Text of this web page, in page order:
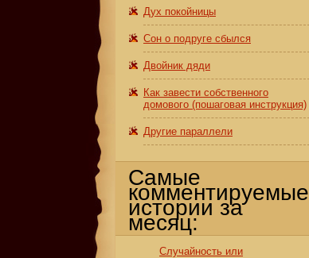
Дух покойницы
Сон о подруге сбылся
Двойник дяди
Как завести собственного
домового (пошаговая инструкция)
Другие параллели
Самые
комментируемые
истории за
месяц:
Случайность или